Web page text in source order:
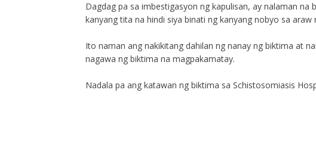
Dagdag pa sa imbestigasyon ng kapulisan, ay nalaman
kanyang tita na hindi siya binati ng kanyang nobyo sa araw
Ito naman ang nakikitang dahilan ng nanay ng biktima at
nagawa ng biktima na magpakamatay.
Nadala pa ang katawan ng biktima sa Schistosomiasis